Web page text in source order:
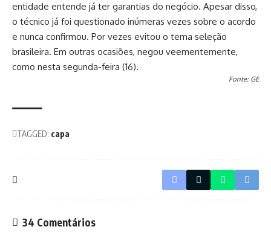
entidade entende já ter garantias do negócio. Apesar disso,
o técnico já foi questionado inúmeras vezes sobre o acordo
e nunca confirmou. Por vezes evitou o tema seleção
brasileira. Em outras ocasiões, negou veementemente,
como nesta segunda-feira (16).
Fonte: GE
TAGGED: capa
34 Comentários